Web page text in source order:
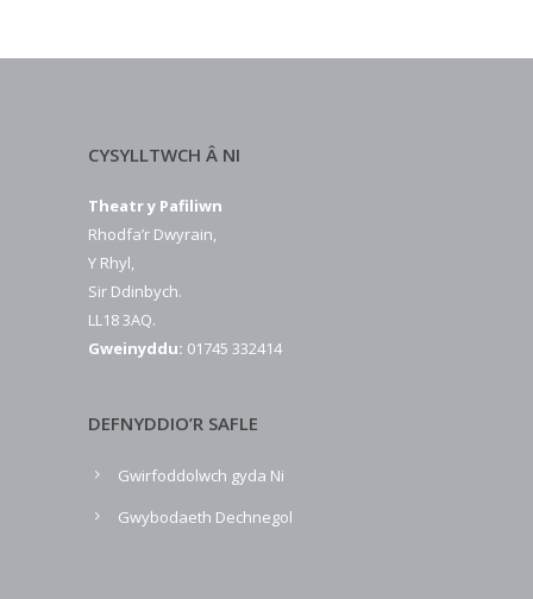
CYSYLLTWCH Â NI
Theatr y Pafiliwn
Rhodfa’r Dwyrain,
Y Rhyl,
Sir Ddinbych.
LL18 3AQ.
Gweinyddu: 01745 332414
DEFNYDDIO’R SAFLE
Gwirfoddolwch gyda Ni
Gwybodaeth Dechnegol